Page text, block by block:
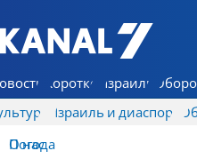
7 КАНАЛ - Аруц Шева
Коротко Израиль
Израиль и диаспора
О нас
Погода